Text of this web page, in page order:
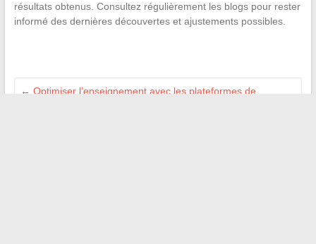
résultats obtenus. Consultez régulièrement les blogs pour rester
informé des dernières découvertes et ajustements possibles.
← Optimiser l’enseignement avec les plateformes de